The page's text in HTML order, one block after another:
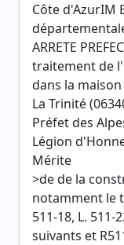
Côte d'AzurIM
ARRETE
traitement de
dans la
La Trinité
Préfet des
Légion
Mérite
>de de la
notamment le
511-18, L. 511-
suivants et